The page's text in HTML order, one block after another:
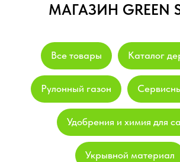
МАГАЗИН GREEN
Все товары Каталог
Рулонный газон
Удобрения и химия для
Укрывной материал